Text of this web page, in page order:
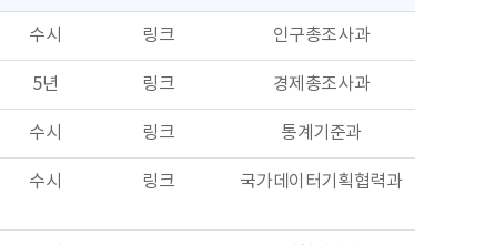
수시 링크 인구총조사과
5년 링크 경제총조사과
수시 링크 통계기준과
수시 링크 국가데이터기획협력과